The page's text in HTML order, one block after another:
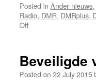
Posted in Ander nieuws,
Radio, DMR, DMRplus,
Offon
hoe
zit
Beveiligde
Posted on 22 July 2015